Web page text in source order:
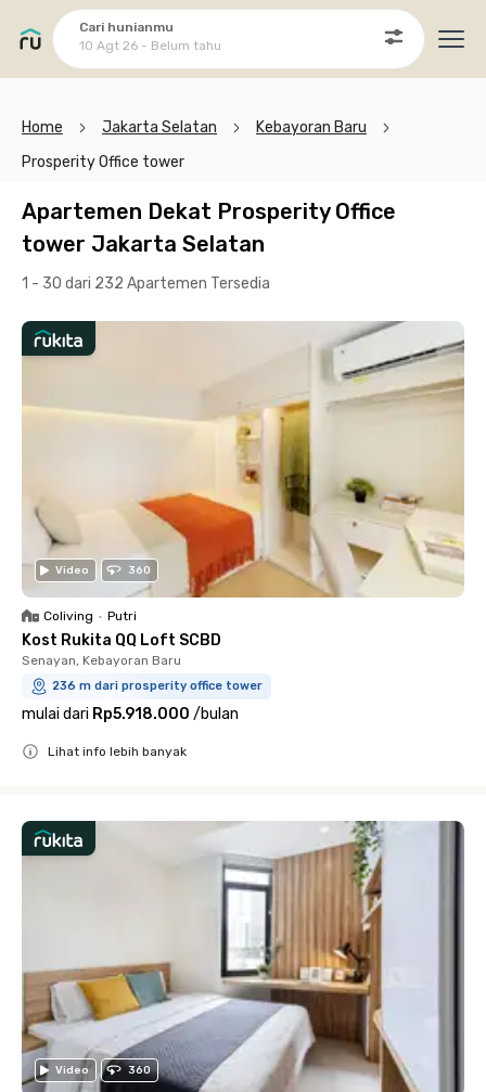
Cari hunianmu
10 Agt 26 - Belum tahu
Home Jakarta Selatan
Kebayoran Baru
Prosperity Office tower
Apartemen Dekat Prosperity Office
tower Jakarta Selatan
1 - 30 dari 232 Apartemen Tersedia
Video 360
Coliving • Putri
Kost Rukita QQ Loft SCBD
Senayan, Kebayoran Baru
236 m dari prosperity office tower
mulai dari Rp5.918.000 /bulan
Lihat info lebih banyak
Video 360